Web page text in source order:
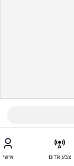
צבע אדום אישי